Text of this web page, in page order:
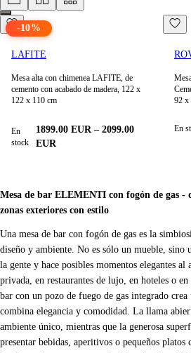
-10%
LAFITE
Mesa alta con chimenea LAFITE, de
cemento con acabado de madera, 122 x
122 x 110 cm
En
stock
1899.00 EUR –2099.00
EUR
92 x
En
Mesa de bar ELEMENTI con fogón de gas
zonas exteriores con estilo
Una mesa de bar con fogón de gas es la
diseño y ambiente. No es sólo un mueble, sino
la gente y hace posibles momentos elegantes al
privada, en restaurantes de lujo, en hoteles o en
bar con un pozo de fuego de gas integrado
combina elegancia y comodidad. La llama
ambiente único, mientras que la generosa
presentar bebidas, aperitivos o pequeños platos